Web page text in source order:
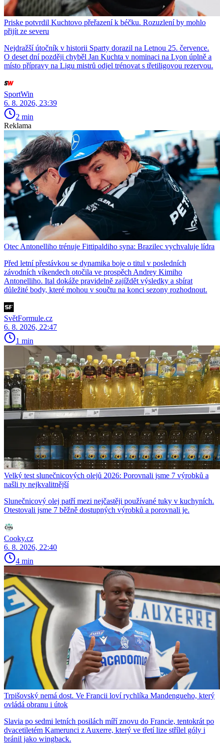
Priske potvrdil Kuchtovo přeřazení k béčku. Rozuzlení by mohlo
přijít ze severu
Nejdražší útočník v historii Sparty dorazil na Letnou 25. července.
O deset dní později chyběl Jan Kuchta v nominaci na Lyon úplně a
místo přípravy na Ligu mistrů odjel trénovat s třetiligovou rezervou.
SportWin
6. 8. 2026, 23:39
2 min
Reklama
Otec Antonelliho trénuje Fittipaldiho syna: Brazilec vychvaluje lídra
Před letní přestávkou se dynamika boje o titul v posledních
závodních víkendech otočila ve prospěch Andrey Kimiho
Antonelliho. Ital dokáže pravidelně zajíždět výsledky a sbírat
důležité body, které mohou v součtu na konci sezony rozhodnout.
SvětFormule.cz
6. 8. 2026, 22:47
1 min
Velký test slunečnicových olejů 2026: Porovnali jsme 7 výrobků a
našli ty nejkvalitnější
Slunečnicový olej patří mezi nejčastěji používané tuky v kuchyních.
Otestovali jsme 7 běžně dostupných výrobků a porovnali je.
Cooky.cz
6. 8. 2026, 22:40
4 min
Trpišovský nemá dost. Ve Francii loví rychlíka Mandengueho, který
ovládá obranu i útok
Slavia po sedmi letních posilách míří znovu do Francie, tentokrát po
dvacetiletém Kamerunci z Auxerre, který ve třetí lize střílel góly i
bránil jako wingback.